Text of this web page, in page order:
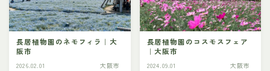
長居植物園のネモフィラ｜大
阪市
2026.02.01 大阪市
長居植物園のコスモスフェア
｜大阪市
2024.09.01 大阪市